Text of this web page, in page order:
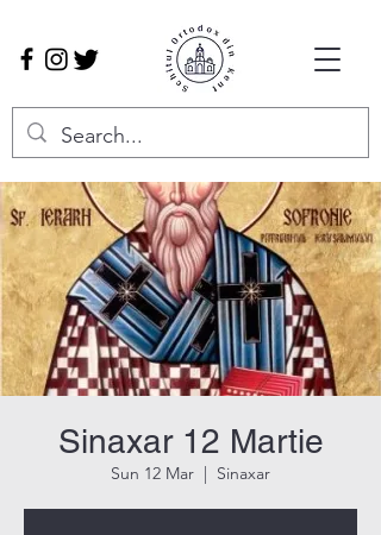
Sinaxar 12 Martie
Sun 12 Mar
  |
Sinaxar